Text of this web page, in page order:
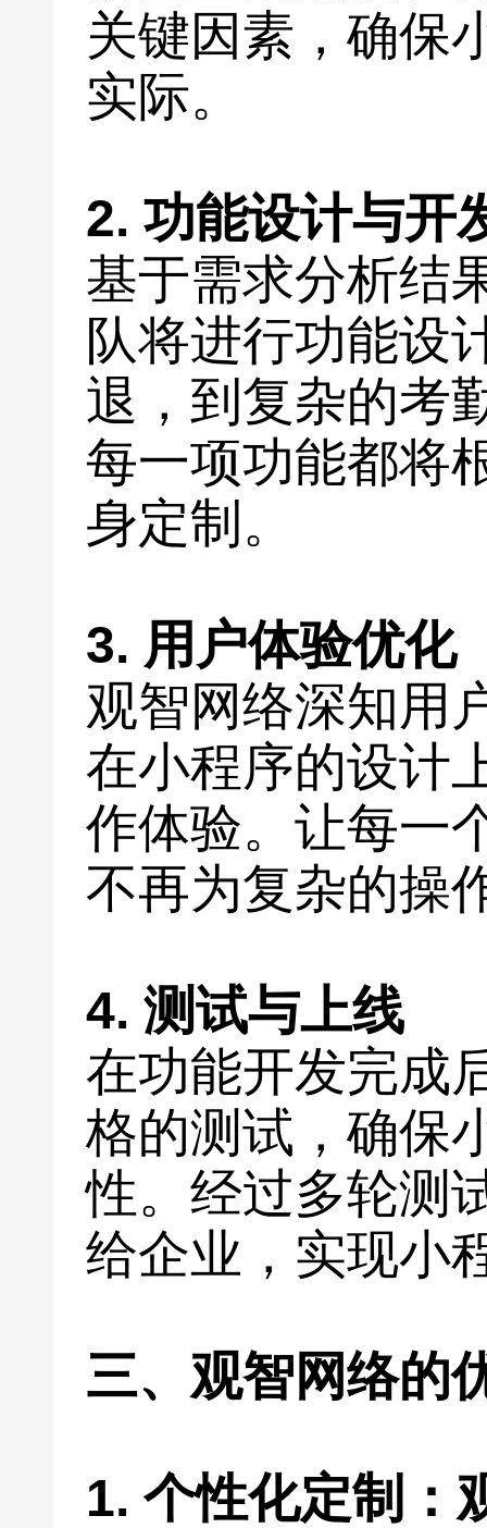
关键因素，确保
实际。
2. 功能设计与开
基于需求分析结
队将进行功能设
退，到复杂的考
每一项功能都将
身定制。
3. 用户体验优化
观智网络深知用
在小程序的设计
作体验。让每一
不再为复杂的操
4. 测试与上线
在功能开发完成
格的测试，确保
性。经过多轮测
给企业，实现小
三、观智网络的
1. 个性化定制：